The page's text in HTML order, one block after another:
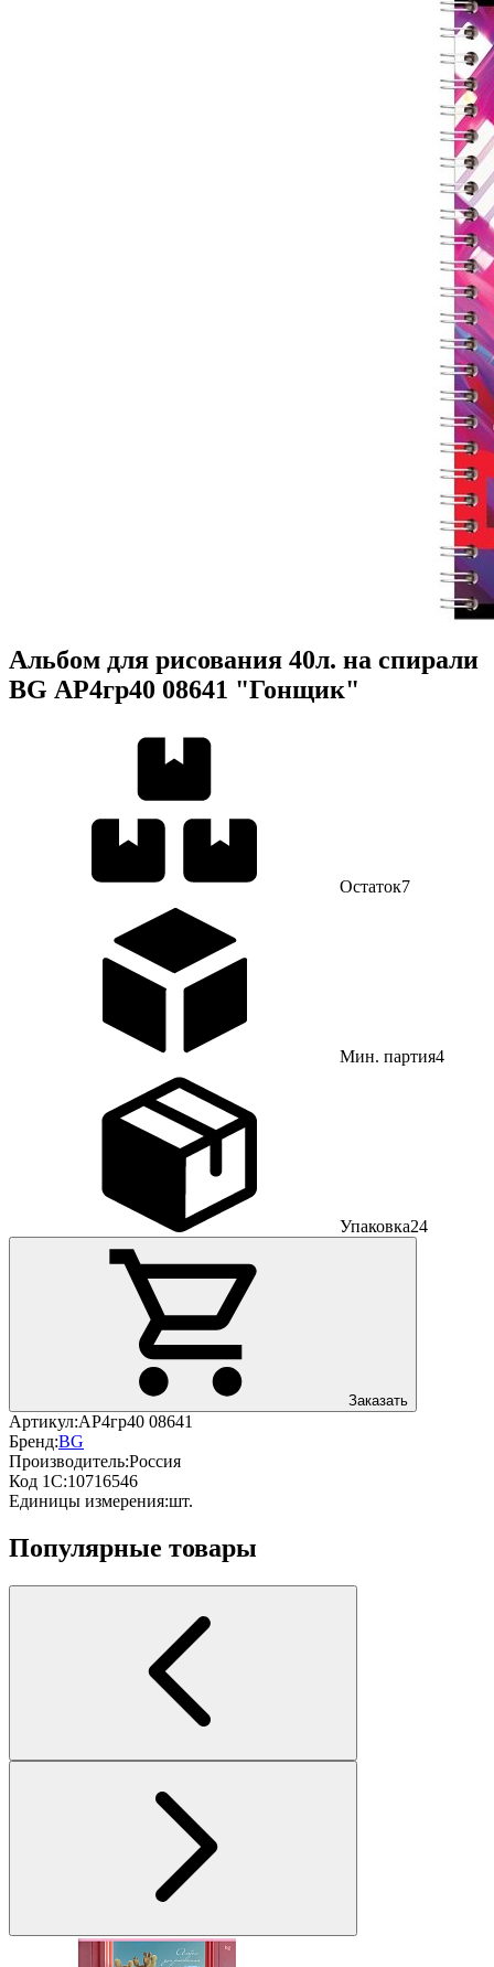
Альбом для рисования 40л. на спирали
BG АР4гр40 08641 "Гонщик"
Остаток7
Мин. партия4
Упаковка24
Заказать
Артикул:АР4гр40 08641
Бренд:BG
Производитель:Россия
Код 1С:10716546
Единицы измерения:шт.
Популярные товары